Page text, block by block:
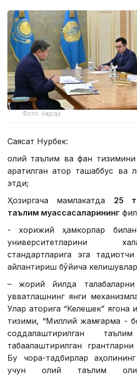
Фото: Ақорда
Саясат Нурбек:
олий таълим ва фан
қаратилган қатор ташаббус ва
этди;
Ҳозиргача мамлакатда 25
таълим муассасаларининг
- хорижий ҳамкорлар
университетларини
стандартларига эга
айлантириш бўйича
– жорий йилда талабаларни
қувватлашнинг янги
Улар қаторига “Келешек”
тизими, “Миллий жамғарма -
соддалаштирилган
табақалаштирилган
Бу чора-тадбирлар
учун олий таълим